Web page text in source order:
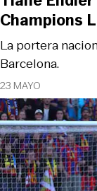
23 MAYO
La portera
Barcelona.
Champions